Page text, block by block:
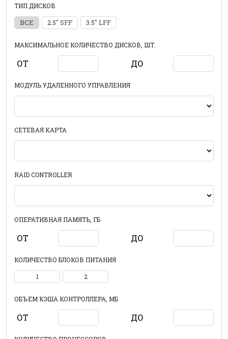
ТИП ДИСКОВ
ВСЕ 2.5" SFF 3.5" LFF
МАКСИМАЛЬНОЕ КОЛИЧЕСТВО ДИСКОВ, ШТ.
ОТ ДО
МОДУЛЬ УДАЛЕННОГО УПРАВЛЕНИЯ
СЕТЕВАЯ КАРТА
RAID CONTROLLER
ОПЕРАТИВНАЯ ПАМЯТЬ, ГБ
ОТ ДО
КОЛИЧЕСТВО БЛОКОВ ПИТАНИЯ
1 2
ОБЪЕМ КЭША КОНТРОЛЛЕРА, МБ
ОТ ДО